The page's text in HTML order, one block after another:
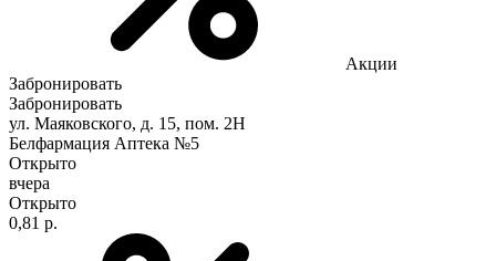
Акции
Забронировать
Забронировать
ул. Маяковского, д. 15, пом. 2Н
Белфармация Аптека №5
Открыто
вчера
Открыто
0,81 р.